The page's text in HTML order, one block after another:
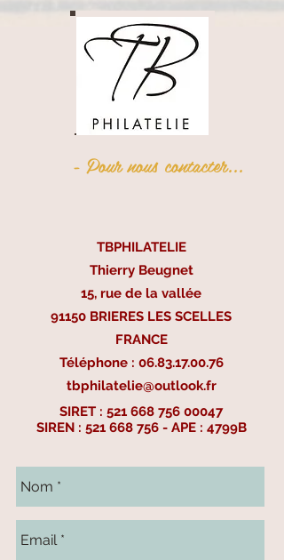
- Pour nous contacter...
TBPHILATELIE
Thierry Beugnet
15, rue de la vallée
91150 BRIERES LES SCELLES
FRANCE
Téléphone : 06.83.17.00.76
tbphilatelie@outlook.fr
SIRET : 521 668 756 00047
SIREN : 521 668 756- APE : 4799B